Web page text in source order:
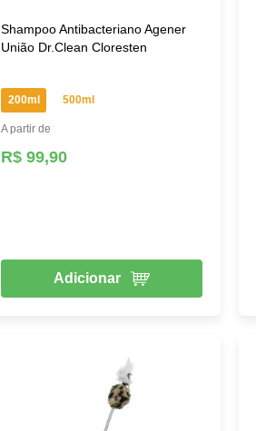
Shampoo Antibacteriano Agener
União Dr.Clean Cloresten
200ml 500ml
A partir de
R$ 99,90
Adicionar